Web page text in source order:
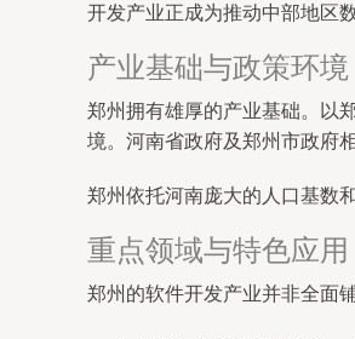
开发产业正成为推动中部地区
产业基础与政策环境
郑州拥有雄厚的产业基础。以
境。河南省政府及郑州市政府
郑州依托河南庞大的人口基数
重点领域与特色应用
郑州的软件开发产业并非全面